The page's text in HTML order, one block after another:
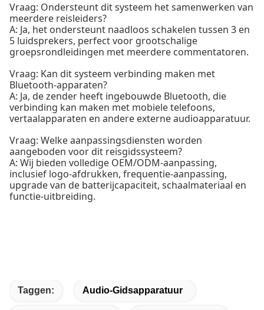
Vraag: Ondersteunt dit systeem het samenwerken van
meerdere reisleiders?
A: Ja, het ondersteunt naadloos schakelen tussen 3 en
5 luidsprekers, perfect voor grootschalige
groepsrondleidingen met meerdere commentatoren.
Vraag: Kan dit systeem verbinding maken met
Bluetooth-apparaten?
A: Ja, de zender heeft ingebouwde Bluetooth, die
verbinding kan maken met mobiele telefoons,
vertaalapparaten en andere externe audioapparatuur.
Vraag: Welke aanpassingsdiensten worden
aangeboden voor dit reisgidssysteem?
A: Wij bieden volledige OEM/ODM-aanpassing,
inclusief logo-afdrukken, frequentie-aanpassing,
upgrade van de batterijcapaciteit, schaalmateriaal en
functie-uitbreiding.
Taggen: Audio-Gidsapparatuur